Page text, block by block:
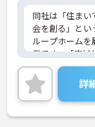
同社は「住ま
会を創る」とい
ループホームを
業です。「広域
数施設を横断的
フのサポートを
最新設備とバリ
体的負担が少な
とで高い給与水
詳